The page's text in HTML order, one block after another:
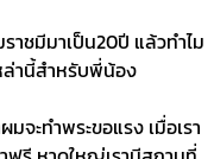
าชมีมาเป็น20ปี แล้วทำไม
ล่านี้สำหรับพี่น้อง
จะทำพระขอแรง เมื่อเรา